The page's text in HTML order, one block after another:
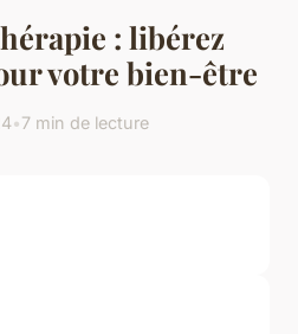
: libérez
votre bien-être
•7 min de lecture